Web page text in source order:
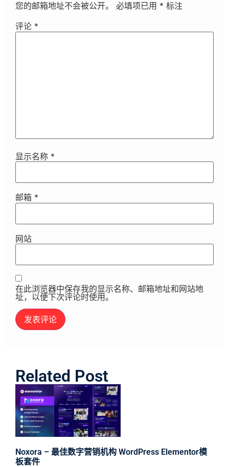
您的邮箱地址不会被公开。 必填项已用 * 标注
评论 *
显示名称 *
邮箱 *
网站
在此浏览器中保存我的显示名称、邮箱地址和网站地
址，以便下次评论时使用。
Related Post
Noxora – 最佳数字营销机构 WordPress Elementor模
板套件